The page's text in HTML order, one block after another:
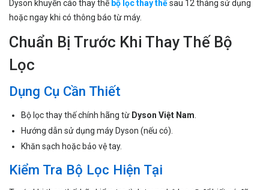
Dyson khuyến cáo thay thế bộ lọc thay thếsau 12 tháng sử dụng
hoặc ngay khi có thông báo từ máy.
Chuẩn Bị Trước Khi Thay Thế Bộ
Lọc
Dụng Cụ Cần Thiết
Bộ lọc thay thế chính hãng từ Dyson Việt Nam
Hướng dẫn sử dụng máy Dyson (nếu có).
Khăn sạch hoặc bảo vệ tay.
Kiểm Tra Bộ Lọc Hiện Tại